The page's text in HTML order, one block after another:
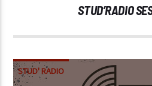
STUD’RADIO
STUD' RADIO